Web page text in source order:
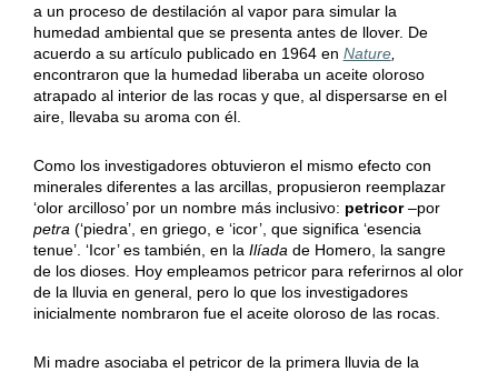
a un proceso de destilación al vapor para simular la
humedad ambiental que se presenta antes de llover. De
acuerdo a su artículo publicado en 1964 en Nature,
encontraron que la humedad liberaba un aceite oloroso
atrapado al interior de las rocas y que, al dispersarse en el
aire, llevaba su aroma con él.
Como los investigadores obtuvieron el mismo efecto con
minerales diferentes a las arcillas, propusieron reemplazar
‘olor arcilloso’ por un nombre más inclusivo: petricor–por
petra (‘piedra’, en griego, e ‘icor’, que significa ‘esencia
tenue’. ‘Icor’ es también, en la Ilíada de Homero, la sangre
de los dioses. Hoy empleamos petricor para referirnos al olor
de la lluvia en general, pero lo que los investigadores
inicialmente nombraron fue el aceite oloroso de las rocas.
Mi madre asociaba el petricor de la primera lluvia de la